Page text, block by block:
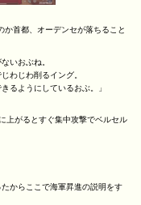
か首都、オーデンセが落ちること
いおぶね。
わじわ削るイング。
るようにしているおぶ。」
上がるとすぐ集中攻撃でベルセル
からここで海軍昇進の説明をす